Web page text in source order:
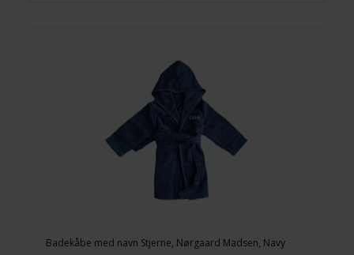
Badekåbe med navn Stjerne, Nørgaard Madsen, Navy